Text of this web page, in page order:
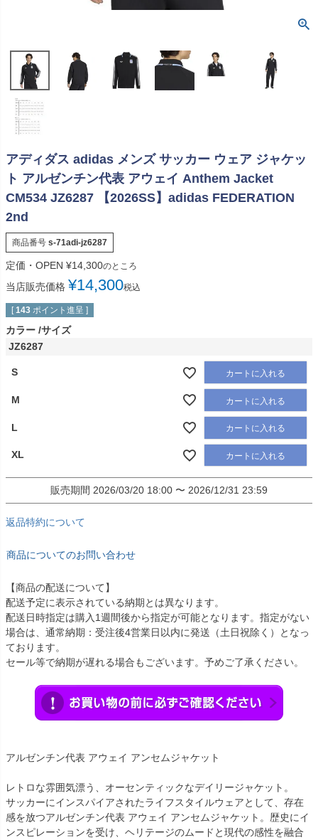
アディダス adidas メンズ サッカー ウェア ジャケッ
ト アルゼンチン代表 アウェイ Anthem Jacket
CM534 JZ6287 【2026SS】adidas FEDERATION
2nd
商品番号 s-71adi-jz6287
定価・OPEN ¥14,300のところ
当店販売価格 ¥14,300税込
[ 143 ポイント進呈 ]
カラー サイズ
JZ6287
S カートに入れる
M カートに入れる
L カートに入れる
XL カートに入れる
販売期間 2026/03/20 18:00 〜 2026/12/31 23:59
返品特約について
商品についてのお問い合わせ
【商品の配送について】
配送予定に表示されている納期とは異なります。
配送日時指定は購入1週間後から指定が可能となります。指定がない
場合は、通常納期：受注後4営業日以内に発送（土日祝除く）となっ
ております。
セール等で納期が遅れる場合もございます。予めご了承ください。
アルゼンチン代表 アウェイ アンセムジャケット
レトロな雰囲気漂う、オーセンティックなデイリージャケット。
サッカーにインスパイアされたライフスタイルウェアとして、存在
感を放つアルゼンチン代表 アウェイ アンセムジャケット。歴史にイ
ンスピレーションを受け、ヘリテージのムードと現代の感性を融合